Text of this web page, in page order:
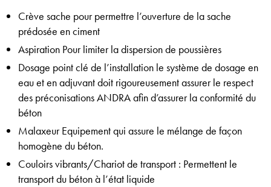
Crève sache pour permettre l’ouverture de la sache
prédosée en ciment
Aspiration Pour limiter la dispersion de poussières
Dosage point clé de l’installation le système de dosage en
eau et en adjuvant doit rigoureusement assurer le respect
des préconisations ANDRA afin d’assurer la conformité du
béton
Malaxeur Equipement qui assure le mélange de façon
homogène du béton.
Couloirs vibrants/Chariot de transport : Permettent le
transport du béton à l’état liquide